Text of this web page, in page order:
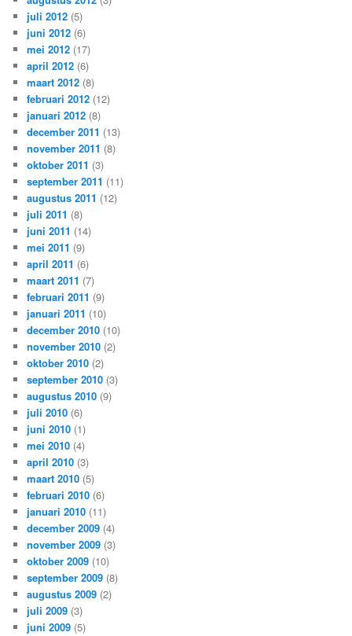
juli 2012 (5)
juni 2012 (6)
mei 2012 (17)
april 2012 (6)
maart 2012 (8)
februari 2012 (12)
januari 2012 (8)
december 2011 (13)
november 2011 (8)
oktober 2011 (3)
september 2011 (11)
augustus 2011 (12)
juli 2011 (8)
juni 2011 (14)
mei 2011 (9)
april 2011 (6)
maart 2011 (7)
februari 2011 (9)
januari 2011 (10)
december 2010 (10)
november 2010 (2)
oktober 2010 (2)
september 2010 (3)
augustus 2010 (9)
juli 2010 (6)
juni 2010 (1)
mei 2010 (4)
april 2010 (3)
maart 2010 (5)
februari 2010 (6)
januari 2010 (11)
december 2009 (4)
november 2009 (3)
oktober 2009 (10)
september 2009 (8)
augustus 2009 (2)
juli 2009 (3)
juni 2009 (5)